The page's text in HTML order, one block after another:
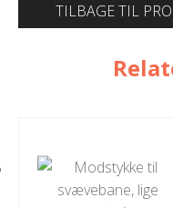
TILBAGE TIL